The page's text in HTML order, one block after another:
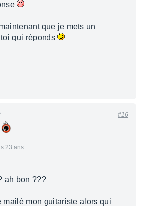
que je mets un
toi qui réponds
23 ans
#16
ah bon ???
mailé mon guitariste alors qui